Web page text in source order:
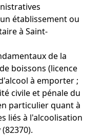
établissement ou
à Saint-
de la
boissons (licence
à emporter ;
civile et pénale du
particulier quant à
liés à l'alcoolisation